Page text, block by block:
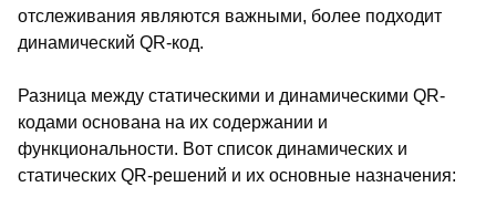
отслеживания являются важными, более подходит
динамический QR-код.
Разница между статическими и динамическими QR-
кодами основана на их содержании и
функциональности. Вот список динамических и
статических QR-решений и их основные назначения: